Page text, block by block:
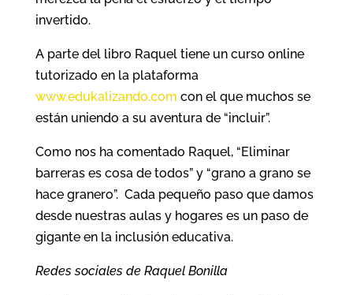
invertido.
A parte del libro Raquel tiene un curso online
tutorizado en la plataforma
www.edukalizando.com con el que muchos se
están uniendo a su aventura de “incluir”.
Como nos ha comentado Raquel, “Eliminar
barreras es cosa de todos” y “grano a grano se
hace granero”. Cada pequeño paso que damos
desde nuestras aulas y hogares es un paso de
gigante en la inclusión educativa.
Redes sociales de Raquel Bonilla